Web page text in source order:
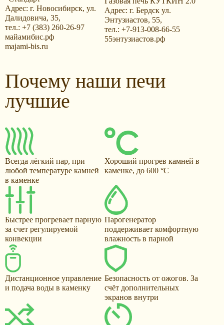
Адрес: г. Новосибирск, ул.
Далидовича, 35,
тел.: +7 (383) 260-26-97
майамибис.рф
majami-bis.ru
Адрес: г. Бердск ул.
Энтузиастов, 55,
тел.: +7-913-008-66-55
55энтузиастов.рф
Почему наши печи
лучшие
Всегда лёгкий пар, при
любой температуре камней
в каменке
Хороший прогрев камней в
каменке, до 600 °С
Быстрее прогревает парную
за счет регулируемой
конвекции
Парогенератор
поддерживает комфортную
влажность в парной
Дистанционное управление
и подача воды в каменку
Безопасность от ожогов. За
счёт дополнительных
экранов внутри